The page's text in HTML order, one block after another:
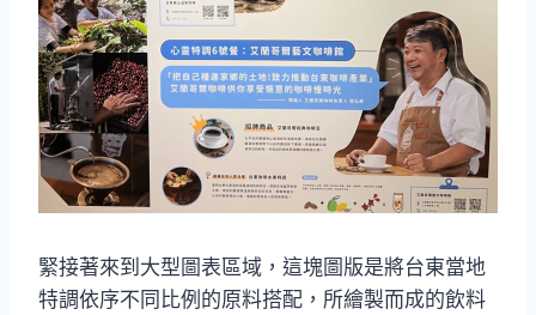
緊接著來到大型圖表區域，這塊圖版是將台東當地
特調依序不同比例的原料搭配，所繪製而成的飲料